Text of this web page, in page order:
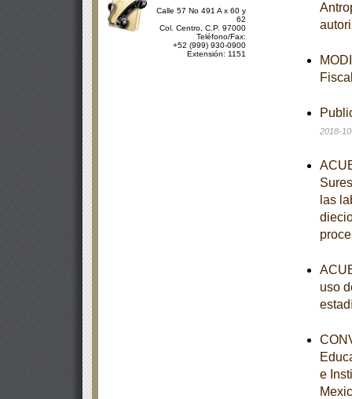
Calle 57 No 491 A x 60 y
62
Col. Centro, C.P. 97000
Teléfono/Fax:
+52 (999) 930-0900
Extensión: 1151
2018-
las
uso
e